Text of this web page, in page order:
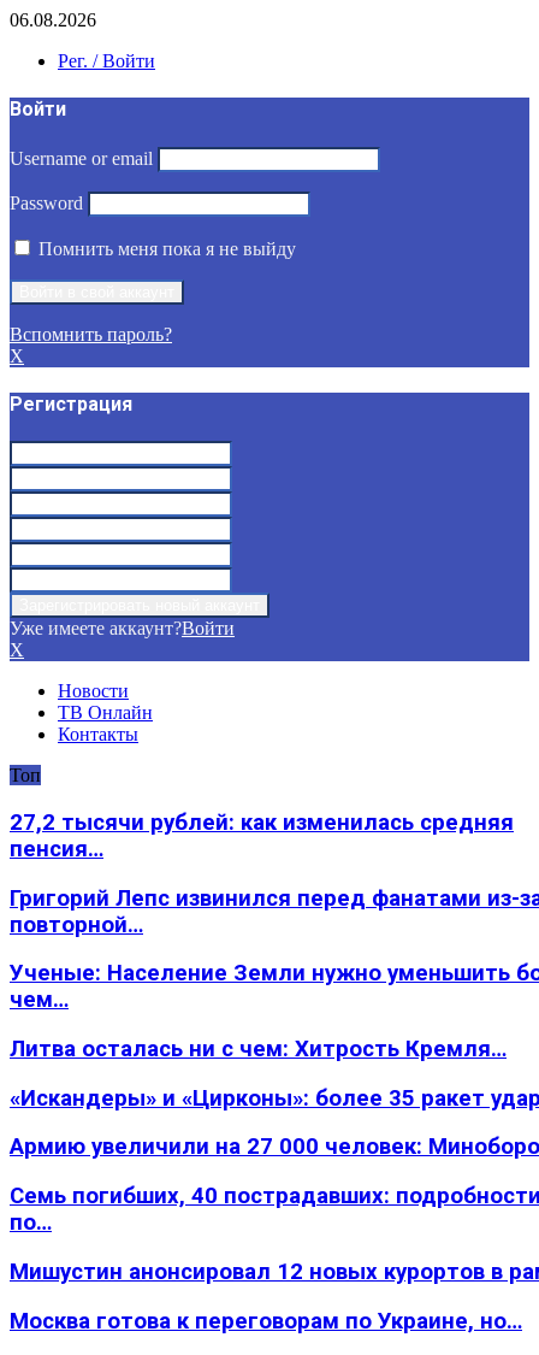
06.08.2026
Рег. / Войти
Войти
Username or email
Password
Помнить меня пока я не выйду
Вспомнить пароль?
X
Регистрация
Уже имеете аккаунт?Войти
X
Новости
ТВ Онлайн
Контакты
Топ
27,2 тысячи рублей: как изменилась средняя
пенсия…
Григорий Лепс извинился перед фанатами из-
повторной…
Ученые: Население Земли нужно уменьшить
чем…
Литва осталась ни с чем: Хитрость Кремля…
«Искандеры» и «Цирконы»: более 35 ракет
Армию увеличили на 27 000 человек:
Семь погибших, 40 пострадавших:
по…
Мишустин анонсировал 12 новых курортов в
Москва готова к переговорам по Украине, но…